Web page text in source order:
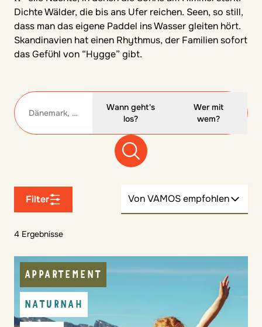
Dichte Wälder, die bis ans Ufer reichen. Seen, so still,
dass man das eigene Paddel ins Wasser gleiten hört.
Skandinavien hat einen Rhythmus, der Familien sofort
das Gefühl von “Hygge” gibt.
Dänemark, Schweden, Norwegen
Wann geht's
los?
Wer mit
wem?
Filter Von VAMOS empfohlen
4 Ergebnisse
APPARTEMENT
NATURNAH